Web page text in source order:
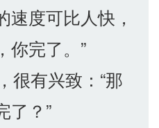
度可比人快，
你完了。”
很有兴致：“那
了？”